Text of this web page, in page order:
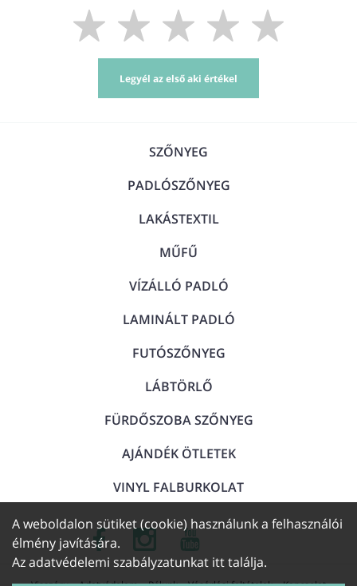
Legyél az első aki értékel
SZŐNYEG
PADLÓSZŐNYEG
LAKÁSTEXTIL
MŰFŰ
VÍZÁLLÓ PADLÓ
LAMINÁLT PADLÓ
FUTÓSZŐNYEG
LÁBTÖRLŐ
FÜRDŐSZOBA SZŐNYEG
AJÁNDÉK ÖTLETEK
VINYL FALBURKOLAT
A weboldalon sütiket (cookie) használunk a felhasználói
élmény javítására.
Az adatvédelemi szabályzatunkat itt találja.